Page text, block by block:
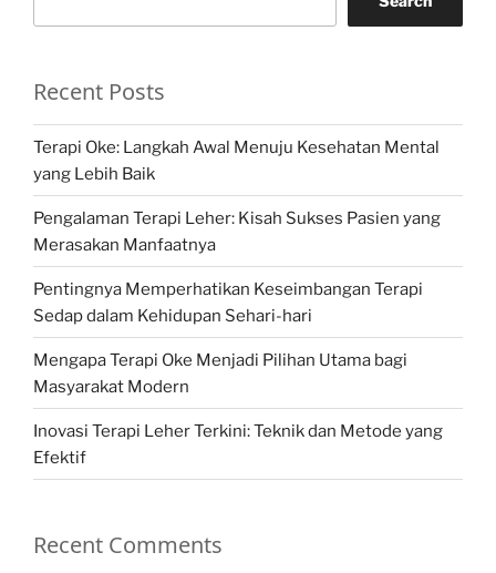
Recent Posts
Terapi Oke: Langkah Awal Menuju Kesehatan Mental
yang Lebih Baik
Pengalaman Terapi Leher: Kisah Sukses Pasien yang
Merasakan Manfaatnya
Pentingnya Memperhatikan Keseimbangan Terapi
Sedap dalam Kehidupan Sehari-hari
Mengapa Terapi Oke Menjadi Pilihan Utama bagi
Masyarakat Modern
Inovasi Terapi Leher Terkini: Teknik dan Metode yang
Efektif
Recent Comments